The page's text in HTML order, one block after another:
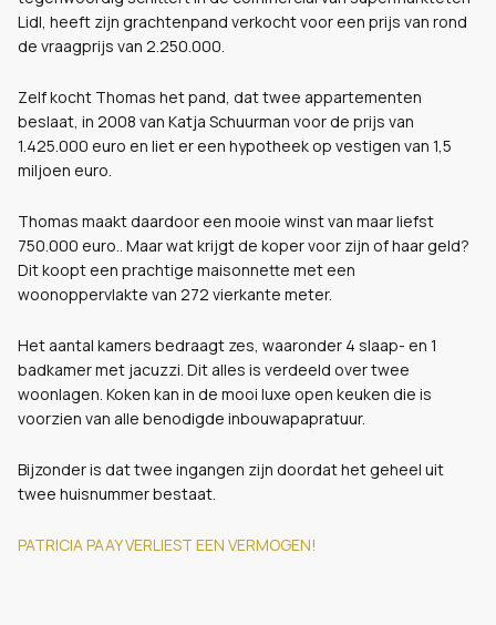
Lidl, heeft zijn grachtenpand verkocht voor een prijs van rond
de vraagprijs van 2.250.000.
Zelf kocht Thomas het pand, dat twee appartementen
beslaat, in 2008 van Katja Schuurman voor de prijs van
1.425.000 euro en liet er een hypotheek op vestigen van 1,5
miljoen euro.
Thomas maakt daardoor een mooie winst van maar liefst
750.000 euro.. Maar wat krijgt de koper voor zijn of haar geld?
Dit koopt een prachtige maisonnette met een
woonoppervlakte van 272 vierkante meter.
Het aantal kamers bedraagt zes, waaronder 4 slaap- en 1
badkamer met jacuzzi. Dit alles is verdeeld over twee
woonlagen. Koken kan in de mooi luxe open keuken die is
voorzien van alle benodigde inbouwapapratuur.
Bijzonder is dat twee ingangen zijn doordat het geheel uit
twee huisnummer bestaat.
PATRICIA PAAY VERLIEST EEN VERMOGEN!